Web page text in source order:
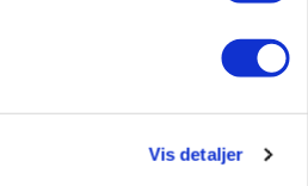
Vis detaljer